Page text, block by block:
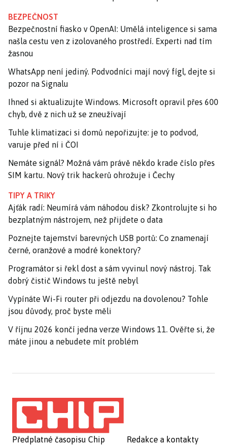
BEZPEČNOST
Bezpečnostní fiasko v OpenAI: Umělá inteligence si sama
našla cestu ven z izolovaného prostředí. Experti nad tím
žasnou
WhatsApp není jediný. Podvodníci mají nový fígl, dejte si
pozor na Signalu
Ihned si aktualizujte Windows. Microsoft opravil přes 600
chyb, dvě z nich už se zneužívají
Tuhle klimatizaci si domů nepořizujte: je to podvod,
varuje před ní i ČOI
Nemáte signál? Možná vám právě někdo krade číslo přes
SIM kartu. Nový trik hackerů ohrožuje i Čechy
TIPY A TRIKY
Ajťák radí: Neumírá vám náhodou disk? Zkontrolujte si ho
bezplatným nástrojem, než přijdete o data
Poznejte tajemství barevných USB portů: Co znamenají
černé, oranžové a modré konektory?
Programátor si řekl dost a sám vyvinul nový nástroj. Tak
dobrý čistič Windows tu ještě nebyl
Vypínáte Wi-Fi router při odjezdu na dovolenou? Tohle
jsou důvody, proč byste měli
V říjnu 2026 končí jedna verze Windows 11. Ověřte si, že
máte jinou a nebudete mít problém
Předplatné časopisu Chip
Redakce a kontakty